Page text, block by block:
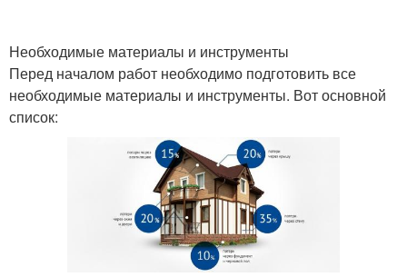
Необходимые материалы и инструменты
Перед началом работ необходимо подготовить все
необходимые материалы и инструменты. Вот основной
список: